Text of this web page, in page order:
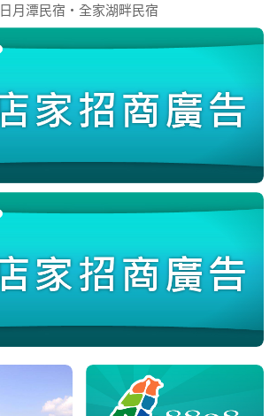
日月潭民宿‧全家湖畔民宿